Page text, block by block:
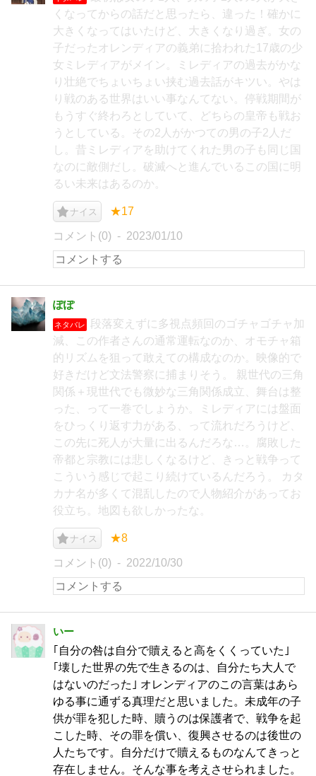
くなってからの話だと思ったら、違った！確かに
大きくなってはいたけど、大きくなり過ぎ。女の
子だったオレンディアの義弟に拾われた17歳の少
女ミレディアがメイン。ミレディアの過去がかな
り壮絶でちょいちょい挟む過去話がキツい。やは
り戦のある世界はいい事なんてない。停戦期間が
もうすぐ終わろとしていて、どちらの皇帝も戦お
うとしている。その2人がかつての男の子2人だ
し。昔ミレディアを助けてくれた男の子も同じ国
なのに敵側だし。破滅へと進んでいるこの国に明
るい未来はあるのか。
ナイス ★17
コメント(0) 2023/01/10
ぽぽ
ネタバレ
段落変えずに多視点頻回のゴチャゴチャ加
減、この作者さんの通常運転なのか、オモチャ箱
的リズムを狙って敢えての構成なのか。映像的で
好きだけど文法警察に捕まりそう。 親世代の三角
関係＋現世代でも微妙な三角関係成立、舞台は整
った、って一巻でしょうか。ミレディアには盤面
をひっくり返す力がある、って流れだろうけど、
この先に死人が大量に出るんだろな…。腐敗した
帝都と宗教には悲しくなるけど、きっと戦争って
こういう感じで起こり続けているんだろう。 カタ
カナ名が多くて混乱したので人物紹介があってお
役立ち。地図も欲しかったな。
ナイス ★8
コメント(0) 2022/10/30
いー
｢自分の咎は自分で贖えると高をくくっていた｣
｢壊した世界の先で生きるのは、自分たち大人で
はないのだった｣ オレンディアのこの言葉はあら
ゆる事に通ずる真理だと思いました。未成年の子
供が罪を犯した時、贖うのは保護者で、戦争を起
こした時、その罪を償い、復興させるのは後世の
人たちです。自分だけで贖えるものなんてきっと
存在しません。そんな事を考えさせられました。